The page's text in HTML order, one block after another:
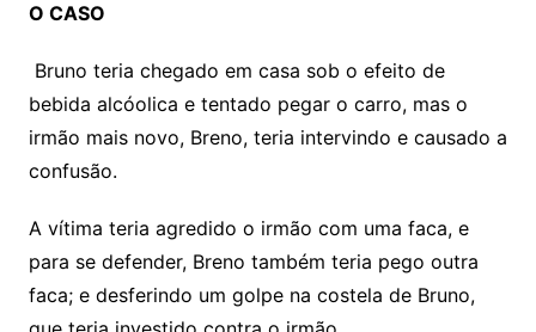
O CASO
Bruno teria chegado em casa sob o efeito de
bebida alcóolica e tentado pegar o carro, mas o
irmão mais novo, Breno, teria intervindo e causado a
confusão.
A vítima teria agredido o irmão com uma faca, e
para se defender, Breno também teria pego outra
faca; e desferindo um golpe na costela de Bruno,